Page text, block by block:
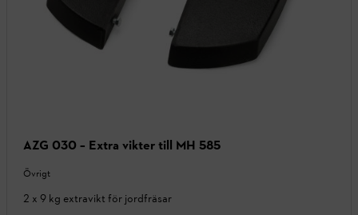
AZG 030 – Extra vikter till MH 585
Övrigt
2 x 9 kg extravikt för jordfräsar